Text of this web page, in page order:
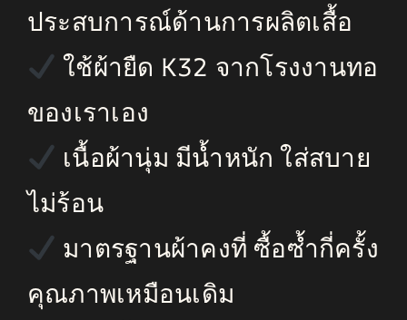
ประสบการณ์ด้านการผลิตเสื้อ
ใช้ผ้ายืด K32 จากโรงงานทอ
ของเราเอง
เนื้อผ้านุ่ม มีน้ำหนัก ใส่สบาย
ไม่ร้อน
มาตรฐานผ้าคงที่ ซื้อซ้ำกี่ครั้ง
คุณภาพเหมือนเดิม